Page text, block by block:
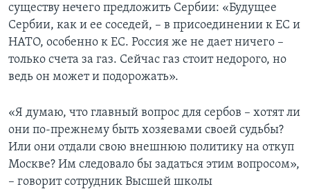
существу нечего предложить Сербии: «Будущее
Сербии, как и ее соседей, – в присоединении к ЕС и
НАТО, особенно к ЕС. Россия же не дает ничего –
только счета за газ. Сейчас газ стоит недорого, но
ведь он может и подорожать».
«Я думаю, что главный вопрос для сербов – хотят ли
они по-прежнему быть хозяевами своей судьбы?
Или они отдали свою внешнюю политику на откуп
Москве? Им следовало бы задаться этим вопросом»,
– говорит сотрудник Высшей школы